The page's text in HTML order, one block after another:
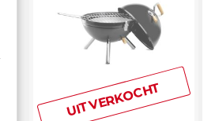
UITVERKOCHT